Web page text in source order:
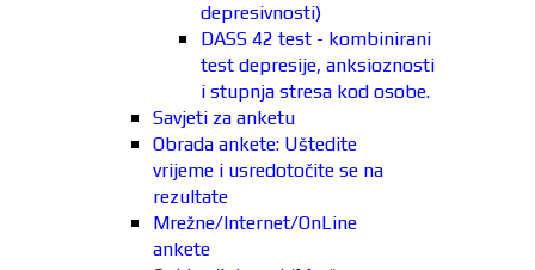
depresivnosti)
DASS 42 test - kombinirani
test depresije, anksioznosti
i stupnja stresa kod osobe.
Savjeti za anketu
Obrada ankete: Uštedite
vrijeme i usredotočite se na
rezultate
Mrežne/Internet/OnLine
ankete